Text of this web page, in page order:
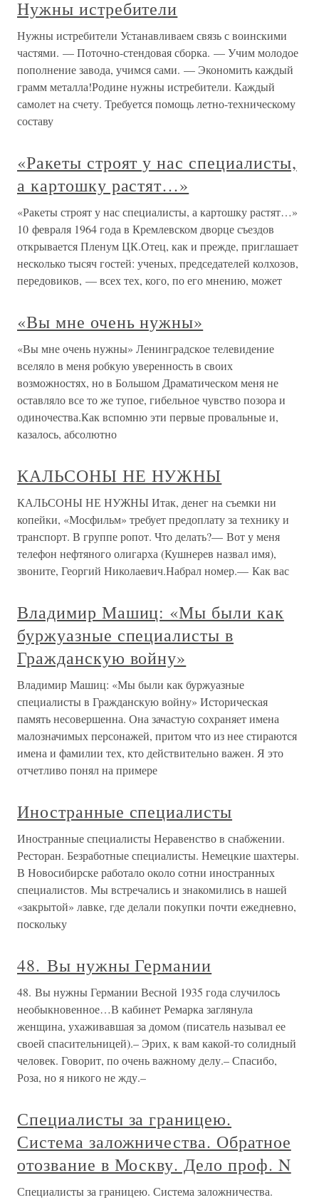
Нужны истребители
Нужны истребители Устанавливаем связь с воинскими
частями. — Поточно-стендовая сборка. — Учим молодое
пополнение завода, учимся сами. — Экономить каждый
грамм металла!Родине нужны истребители. Каждый
самолет на счету. Требуется помощь летно-техническому
составу
«Ракеты строят у нас специалисты,
а картошку растят…»
«Ракеты строят у нас специалисты, а картошку растят…»
10 февраля 1964 года в Кремлевском дворце съездов
открывается Пленум ЦК.Отец, как и прежде, приглашает
несколько тысяч гостей: ученых, председателей колхозов,
передовиков, — всех тех, кого, по его мнению, может
«Вы мне очень нужны»
«Вы мне очень нужны» Ленинградское телевидение
вселяло в меня робкую уверенность в своих
возможностях, но в Большом Драматическом меня не
оставляло все то же тупое, гибельное чувство позора и
одиночества.Как вспомню эти первые провальные и,
казалось, абсолютно
КАЛЬСОНЫ НЕ НУЖНЫ
КАЛЬСОНЫ НЕ НУЖНЫ Итак, денег на съемки ни
копейки, «Мосфильм» требует предоплату за технику и
транспорт. В группе ропот. Что делать?— Вот у меня
телефон нефтяного олигарха (Кушнерев назвал имя),
звоните, Георгий Николаевич.Набрал номер.— Как вас
Владимир Машиц: «Мы были как
буржуазные специалисты в
Гражданскую войну»
Владимир Машиц: «Мы были как буржуазные
специалисты в Гражданскую войну» Историческая
память несовершенна. Она зачастую сохраняет имена
малозначимых персонажей, притом что из нее стираются
имена и фамилии тех, кто действительно важен. Я это
отчетливо понял на примере
Иностранные специалисты
Иностранные специалисты Неравенство в снабжении.
Ресторан. Безработные специалисты. Немецкие шахтеры.
В Новосибирске работало около сотни иностранных
специалистов. Мы встречались и знакомились в нашей
«закрытой» лавке, где делали покупки почти ежедневно,
поскольку
48. Вы нужны Германии
48. Вы нужны Германии Весной 1935 года случилось
необыкновенное…В кабинет Ремарка заглянула
женщина, ухаживавшая за домом (писатель называл ее
своей спасительницей).– Эрих, к вам какой-то солидный
человек. Говорит, по очень важному делу.– Спасибо,
Роза, но я никого не жду.–
Специалисты за границею.
Система заложничества. Обратное
отозвание в Москву. Дело проф. N
Специалисты за границею. Система заложничества.